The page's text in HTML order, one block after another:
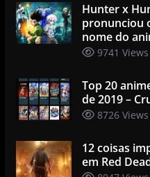
Hunter x
pronunciou
nome do
9741 Views
Top 20
de 2019 –
8726 Views
12 coisas
em Red